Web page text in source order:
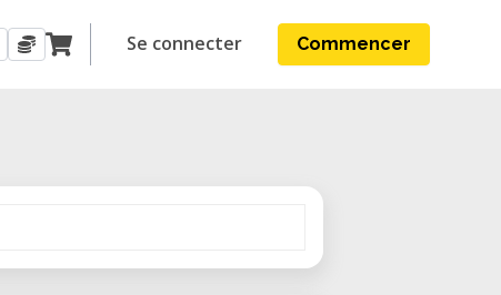
Se connecter Commencer